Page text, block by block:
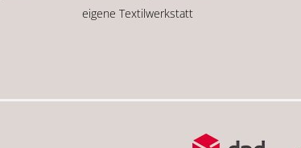
eigene Textilwerkstatt